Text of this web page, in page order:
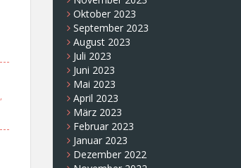
,
Oktober 2023
September 2023
August 2023
Juli 2023
Juni 2023
Mai 2023
April 2023
März 2023
Februar 2023
Januar 2023
Dezember 2022